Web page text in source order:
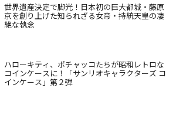
世界遺産決定で脚光！日本初の巨大都城・藤原
京を創り上げた知られざる女帝・持統天皇の凄
絶な執念
ハローキティ、ポチャッコたちが昭和レトロな
コインケースに！「サンリオキャラクターズ コ
インケース」第２弾